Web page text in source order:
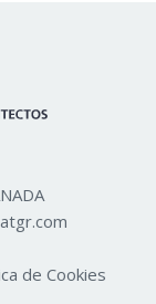
de Cookies